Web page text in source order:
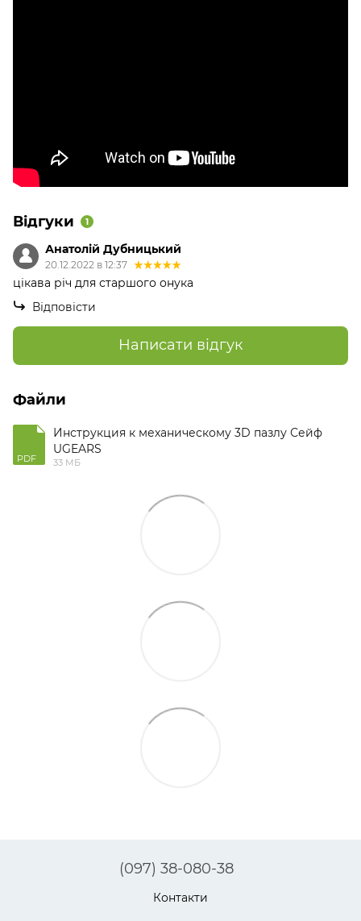
Відгуки 1
Анатолій Дубницький
20.12.2022 в 12:37
цікава річ для старшого онука
Відповісти
Написати відгук
Файли
PDF
Инструкция к механическому 3D пазлу Сейф
UGEARS
33 МБ
(097) 38-080-38
Контакти